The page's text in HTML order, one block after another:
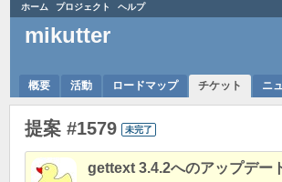
ホーム プロジェクト ヘルプ
mikutter
概要 活動 ロードマップ チケット ニ
提案 #1579 未完了
gettext 3.4.2へのアップデー